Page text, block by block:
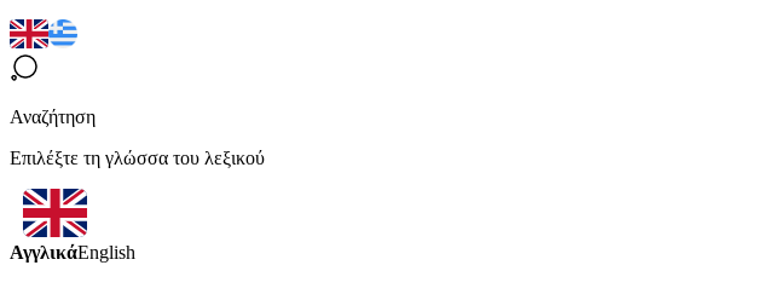
Αναζήτηση
Επιλέξτε τη γλώσσα του λεξικού
ΑγγλικάEnglish